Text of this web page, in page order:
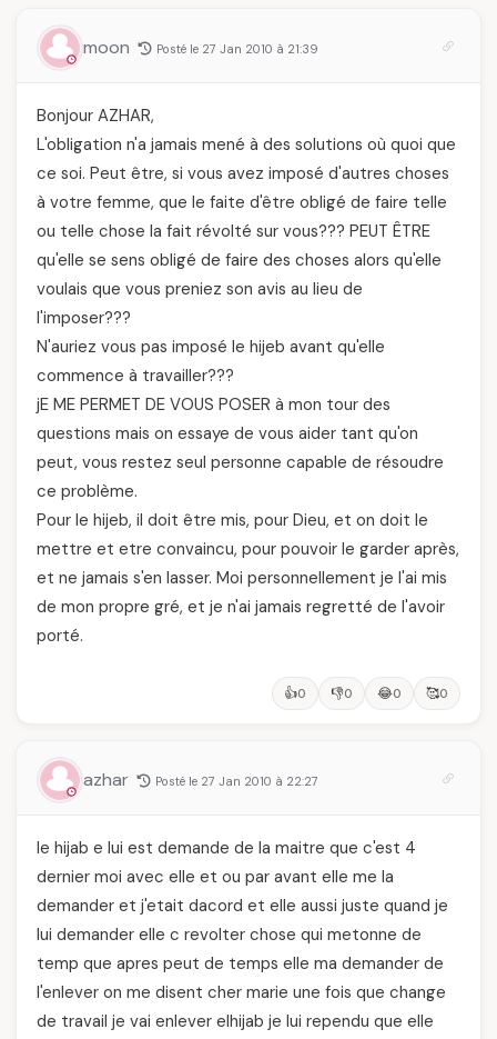
moon Posté le 27 Jan 2010 à 21:39
Bonjour AZHAR,
L'obligation n'a jamais mené à des solutions où quoi que
ce soi. Peut être, si vous avez imposé d'autres choses
à votre femme, que le faite d'être obligé de faire telle
ou telle chose la fait révolté sur vous??? PEUT ÊTRE
qu'elle se sens obligé de faire des choses alors qu'elle
voulais que vous preniez son avis au lieu de
l'imposer???
N'auriez vous pas imposé le hijeb avant qu'elle
commence à travailler???
jE ME PERMET DE VOUS POSER à mon tour des
questions mais on essaye de vous aider tant qu'on
peut, vous restez seul personne capable de résoudre
ce problème.
Pour le hijeb, il doit être mis, pour Dieu, et on doit le
mettre et etre convaincu, pour pouvoir le garder après,
et ne jamais s'en lasser. Moi personnellement je l'ai mis
de mon propre gré, et je n'ai jamais regretté de l'avoir
porté.
👍0 👎0 😂0 🥰0
azhar Posté le 27 Jan 2010 à 22:27
le hijab e lui est demande de la maitre que c'est 4
dernier moi avec elle et ou par avant elle me la
demander et j'etait dacord et elle aussi juste quand je
lui demander elle c revolter chose qui metonne de
temp que apres peut de temps elle ma demander de
l'enlever on me disent cher marie une fois que change
de travail je vai enlever elhijab je lui rependu que elle